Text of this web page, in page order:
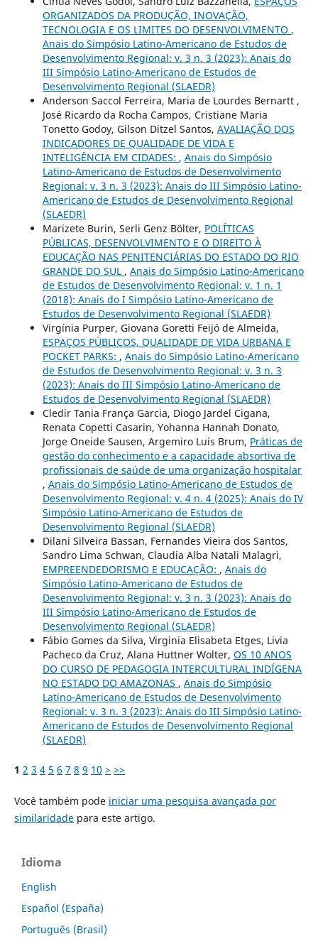
ORGANIZADOS DA PRODUÇÃO, INOVAÇÃO,
TECNOLOGIA E OS LIMITES DO DESENVOLVIMENTO ,
Anais do Simpósio Latino-Americano de Estudos de
Desenvolvimento Regional: v. 3 n. 3 (2023): Anais do
III Simpósio Latino-Americano de Estudos de
Desenvolvimento Regional (SLAEDR)
Anderson Saccol Ferreira, Maria de Lourdes Bernartt ,
José Ricardo da Rocha Campos, Cristiane Maria
Tonetto Godoy, Gilson Ditzel Santos, AVALIAÇÃO DOS
INDICADORES DE QUALIDADE DE VIDA E
INTELIGÊNCIA EM CIDADES: , Anais do Simpósio
Latino-Americano de Estudos de Desenvolvimento
Regional: v. 3 n. 3 (2023): Anais do III Simpósio Latino-
Americano de Estudos de Desenvolvimento Regional
(SLAEDR)
Marizete Burin, Serli Genz Bölter, POLÍTICAS
PÚBLICAS, DESENVOLVIMENTO E O DIREITO À
EDUCAÇÃO NAS PENITENCIÁRIAS DO ESTADO DO RIO
GRANDE DO SUL , Anais do Simpósio Latino-Americano
de Estudos de Desenvolvimento Regional: v. 1 n. 1
(2018): Anais do I Simpósio Latino-Americano de
Estudos de Desenvolvimento Regional (SLAEDR)
Virgínia Purper, Giovana Goretti Feijó de Almeida,
ESPAÇOS PÚBLICOS, QUALIDADE DE VIDA URBANA E
POCKET PARKS: , Anais do Simpósio Latino-Americano
de Estudos de Desenvolvimento Regional: v. 3 n. 3
(2023): Anais do III Simpósio Latino-Americano de
Estudos de Desenvolvimento Regional (SLAEDR)
Cledir Tania França Garcia, Diogo Jardel Cigana,
Renata Copetti Casarin, Yohanna Hannah Donato,
Jorge Oneide Sausen, Argemiro Luís Brum, Práticas de
gestão do conhecimento e a capacidade absortiva de
profissionais de saúde de uma organização hospitalar
, Anais do Simpósio Latino-Americano de Estudos de
Desenvolvimento Regional: v. 4 n. 4 (2025): Anais do IV
Simpósio Latino-Americano de Estudos de
Desenvolvimento Regional (SLAEDR)
Dilani Silveira Bassan, Fernandes Vieira dos Santos,
Sandro Lima Schwan, Claudia Alba Natali Malagri,
EMPREENDEDORISMO E EDUCAÇÃO: , Anais do
Simpósio Latino-Americano de Estudos de
Desenvolvimento Regional: v. 3 n. 3 (2023): Anais do
III Simpósio Latino-Americano de Estudos de
Desenvolvimento Regional (SLAEDR)
Fábio Gomes da Silva, Virginia Elisabeta Etges, Livia
Pacheco da Cruz, Alana Huttner Wolter, OS 10 ANOS
DO CURSO DE PEDAGOGIA INTERCULTURAL INDÍGENA
NO ESTADO DO AMAZONAS , Anais do Simpósio
Latino-Americano de Estudos de Desenvolvimento
Regional: v. 3 n. 3 (2023): Anais do III Simpósio Latino-
Americano de Estudos de Desenvolvimento Regional
(SLAEDR)
1 2 3 4 5 6 7 8 9 10 > >>
Você também pode iniciar uma pesquisa avançada por
similaridadepara este artigo.
Idioma
English
Español (España)
Português (Brasil)